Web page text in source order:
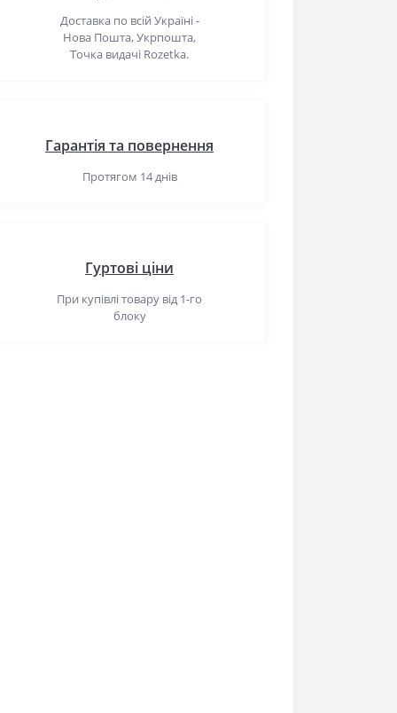
Доставка по всій Україні -
Нова Пошта, Укрпошта,
Точка видачі Rozetka.
Гарантія та повернення
Протягом 14 днів
Гуртові ціни
При купівлі товару від 1-го
блоку